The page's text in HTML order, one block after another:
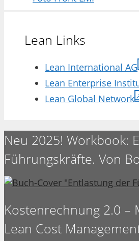
Lean Links
Lean International AG
Lean Enterprise
Lean Global Network
Neu 2025! Workbook:
Führungskräfte. Von
Kostenrechnung 2.0 –
Lean Cost